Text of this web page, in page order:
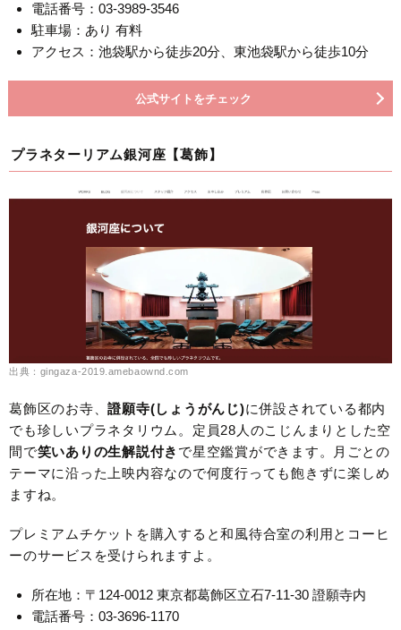
電話番号：03-3989-3546
駐車場：あり 有料
アクセス：池袋駅から徒歩20分、東池袋駅から徒歩10分
公式サイトをチェック
プラネターリアム銀河座【葛飾】
出典：gingaza-2019.amebaownd.com
葛飾区のお寺、證願寺(しょうがんじ)に併設されている都内
でも珍しいプラネタリウム。定員28人のこじんまりとした空
間で笑いありの生解説付き で星空鑑賞ができます。月ごとの
テーマに沿った上映内容なので何度行っても飽きずに楽しめ
ますね。
プレミアムチケットを購入すると和風待合室の利用とコーヒ
ーのサービスを受けられますよ。
所在地：〒124-0012 東京都葛飾区立石7-11-30 證願寺内
電話番号：03-3696-1170